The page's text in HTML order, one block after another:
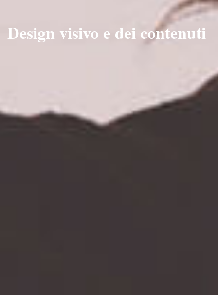
Design visivo e dei contenuti